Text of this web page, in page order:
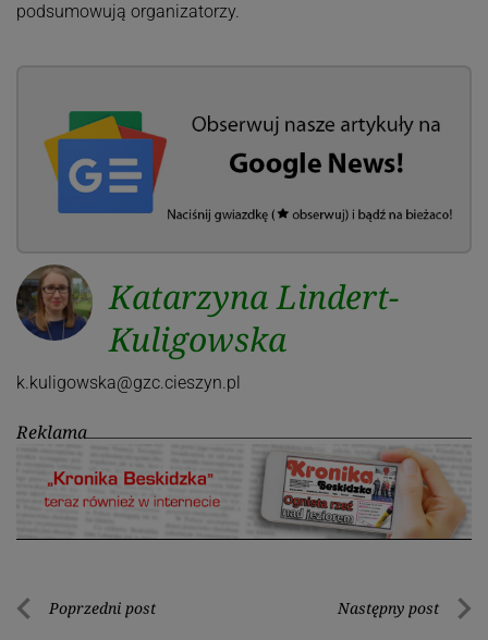
podsumowują organizatorzy.
Katarzyna Lindert-
Kuligowska
k.kuligowska@gzc.cieszyn.pl
Reklama
Nawigacja
Poprzedni post Następny post